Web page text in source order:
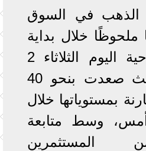
في السوق
ملحوظًا خلال بداية
التعاملات الصباحية اليوم الثلاثاء 2
يونيو 2026، حيث صعدت بنحو 40
بمستوياتها خلال
أمس، وسط متابعة
المستثمرين